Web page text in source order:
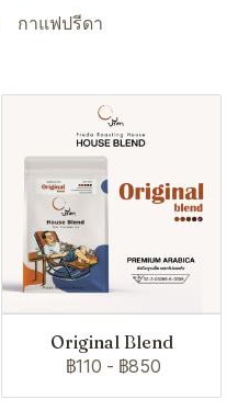
กาแฟปรีดา
Original Blend
฿110 - ฿850